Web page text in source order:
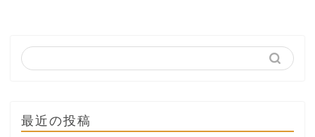
最近の投稿